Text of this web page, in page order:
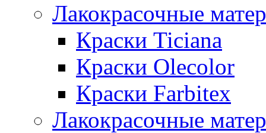
Лакокрасочные
Краски Ticiana
Краски Olecolor
Краски Farbitex
Лакокрасочные